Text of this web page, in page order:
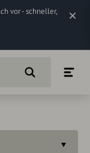
vor - schneller,